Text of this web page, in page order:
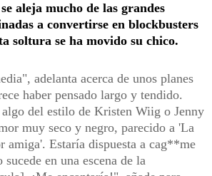
aleja mucho de las grandes
a convertirse en blockbusters
soltura se ha movido su chico.
adelanta acerca de unos planes
haber pensado largo y tendido.
algo del estilo de Kristen Wiig o Jenny
muy seco y negro, parecido a 'La
amiga'. Estaría dispuesta a cag**me
en una escena de la